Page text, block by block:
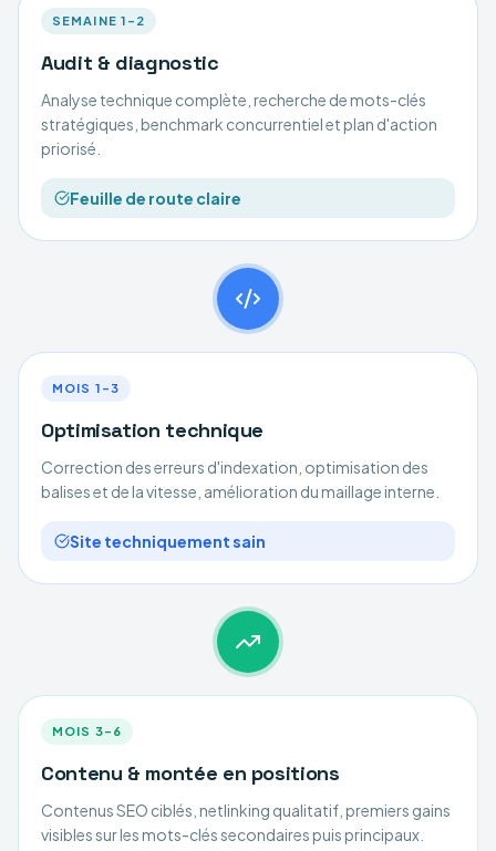
SEMAINE 1–2
Audit & diagnostic
Analyse technique complète, recherche de mots-clés
stratégiques, benchmark concurrentiel et plan d'action
priorisé.
Feuille de route claire
MOIS 1–3
Optimisation technique
Correction des erreurs d'indexation, optimisation des
balises et de la vitesse, amélioration du maillage interne.
Site techniquement sain
MOIS 3–6
Contenu & montée en positions
Contenus SEO ciblés, netlinking qualitatif, premiers gains
visibles sur les mots-clés secondaires puis principaux.